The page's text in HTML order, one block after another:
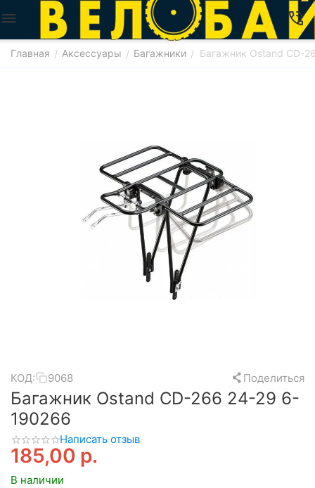
Главная / Аксессуары / Багажники / Багажник Ostand CD-
КОД: 9068 Поделиться
Багажник Ostand CD-266 24-29 6-
190266
Написать отзыв
185,00 р.
В наличии